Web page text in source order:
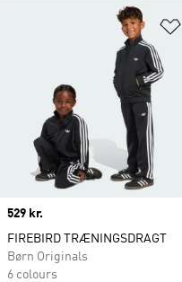
Price
529 kr.
FIREBIRD TRÆNINGSDRAGT
Børn Originals
6 colours